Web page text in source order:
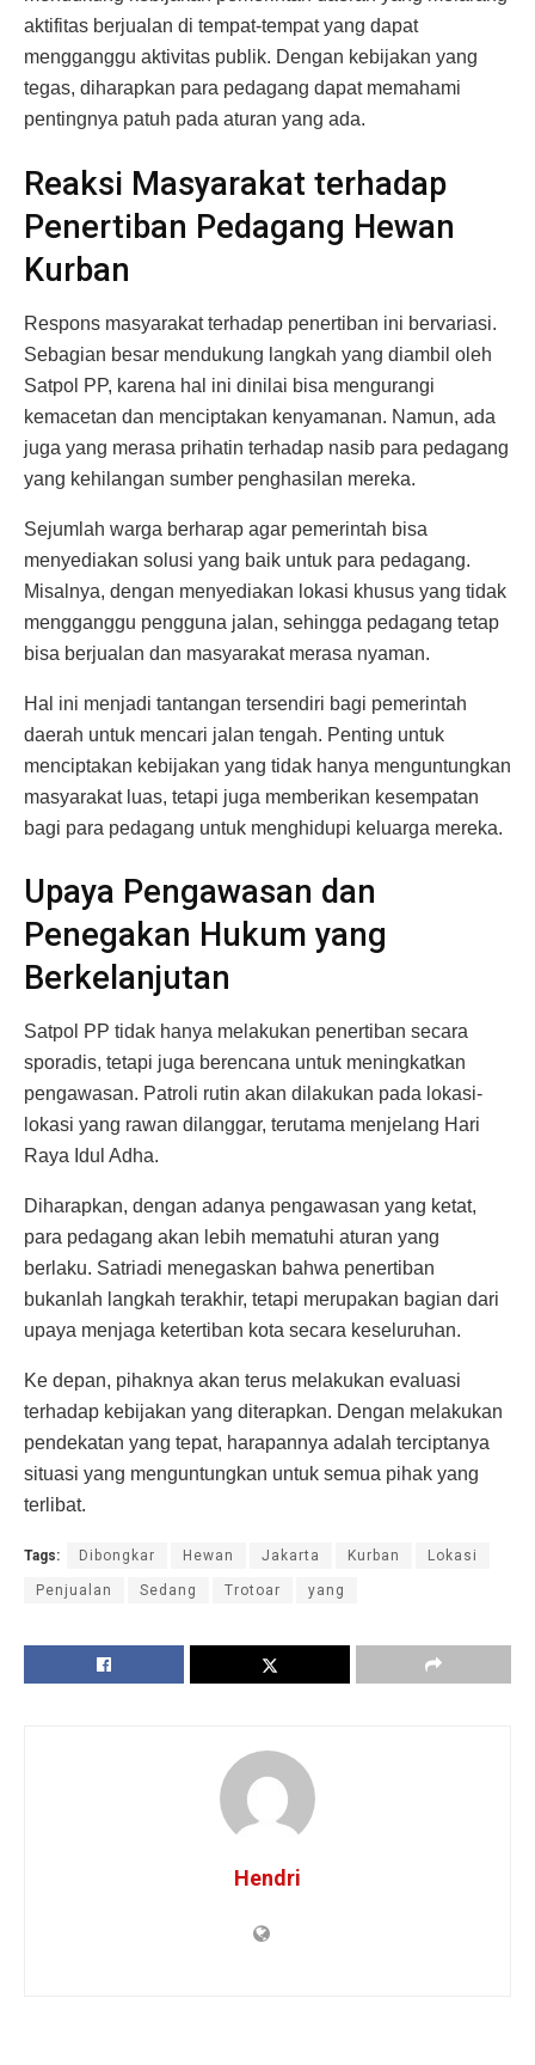
aktifitas berjualan di tempat-tempat yang dapat
mengganggu aktivitas publik. Dengan kebijakan yang
tegas, diharapkan para pedagang dapat memahami
pentingnya patuh pada aturan yang ada.
Reaksi Masyarakat terhadap
Penertiban Pedagang Hewan
Kurban
Respons masyarakat terhadap penertiban ini bervariasi.
Sebagian besar mendukung langkah yang diambil oleh
Satpol PP, karena hal ini dinilai bisa mengurangi
kemacetan dan menciptakan kenyamanan. Namun, ada
juga yang merasa prihatin terhadap nasib para pedagang
yang kehilangan sumber penghasilan mereka.
Sejumlah warga berharap agar pemerintah bisa
menyediakan solusi yang baik untuk para pedagang.
Misalnya, dengan menyediakan lokasi khusus yang tidak
mengganggu pengguna jalan, sehingga pedagang tetap
bisa berjualan dan masyarakat merasa nyaman.
Hal ini menjadi tantangan tersendiri bagi pemerintah
daerah untuk mencari jalan tengah. Penting untuk
menciptakan kebijakan yang tidak hanya menguntungkan
masyarakat luas, tetapi juga memberikan kesempatan
bagi para pedagang untuk menghidupi keluarga mereka.
Upaya Pengawasan dan
Penegakan Hukum yang
Berkelanjutan
Satpol PP tidak hanya melakukan penertiban secara
sporadis, tetapi juga berencana untuk meningkatkan
pengawasan. Patroli rutin akan dilakukan pada lokasi-
lokasi yang rawan dilanggar, terutama menjelang Hari
Raya Idul Adha.
Diharapkan, dengan adanya pengawasan yang ketat,
para pedagang akan lebih mematuhi aturan yang
berlaku. Satriadi menegaskan bahwa penertiban
bukanlah langkah terakhir, tetapi merupakan bagian dari
upaya menjaga ketertiban kota secara keseluruhan.
Ke depan, pihaknya akan terus melakukan evaluasi
terhadap kebijakan yang diterapkan. Dengan melakukan
pendekatan yang tepat, harapannya adalah terciptanya
situasi yang menguntungkan untuk semua pihak yang
terlibat.
Tags: Dibongkar Hewan Jakarta Kurban Lokasi
Penjualan Sedang Trotoar yang
Hendri